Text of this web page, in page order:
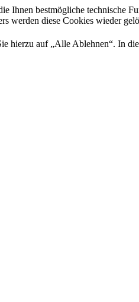
Ihnen bestmögliche technische
werden diese Cookies wieder
hierzu auf „Alle Ablehnen“. In